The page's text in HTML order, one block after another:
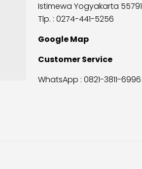
Istimewa Yogyakarta 55791
Tlp. : 0274-441-5256
Google Map
Customer Service
WhatsApp : 0821-3811-6996